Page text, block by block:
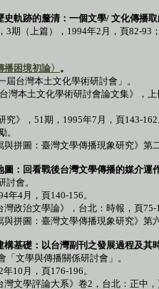
史軌跡的釐清：一個文學/ 文化傳播
3期（上篇）， 1994年2 月，頁82-93
播困境初論〉 。
屆台灣本土文化學術研討會」。
灣本土文化學術研討會論文集》，
究》， 51期， 1995年7 月，頁143-162
。
與拼圖：臺灣文學傳播現象研究》第
圖：回看戰後台灣文學傳播的媒介運
討會。
年4月，頁140-156。
灣政治文學論》，台北：時報，頁75-
與拼圖：臺灣文學傳播現象研究》第
構基礎：以台灣副刊之發展過程及其
「文學與傳播關係研討會」。
年10 月，頁176-196。
灣文學評論大系》卷2 ，台北：正中